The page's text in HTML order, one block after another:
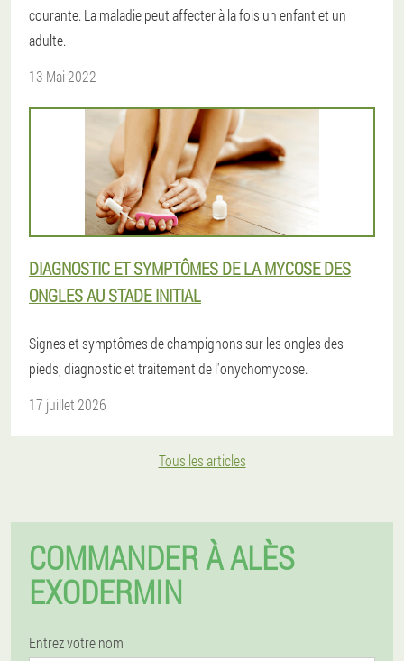
courante. La maladie peut affecter à la fois un enfant et un
adulte.
13 Mai 2022
DIAGNOSTIC ET SYMPTÔMES DE LA MYCOSE DES
ONGLES AU STADE INITIAL
Signes et symptômes de champignons sur les ongles des
pieds, diagnostic et traitement de l'onychomycose.
17 juillet 2026
Tous les articles
COMMANDER À ALÈS
EXODERMIN
Entrez votre nom